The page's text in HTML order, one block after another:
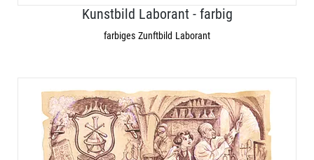
Kunstbild Laborant - farbig
farbiges Zunftbild Laborant